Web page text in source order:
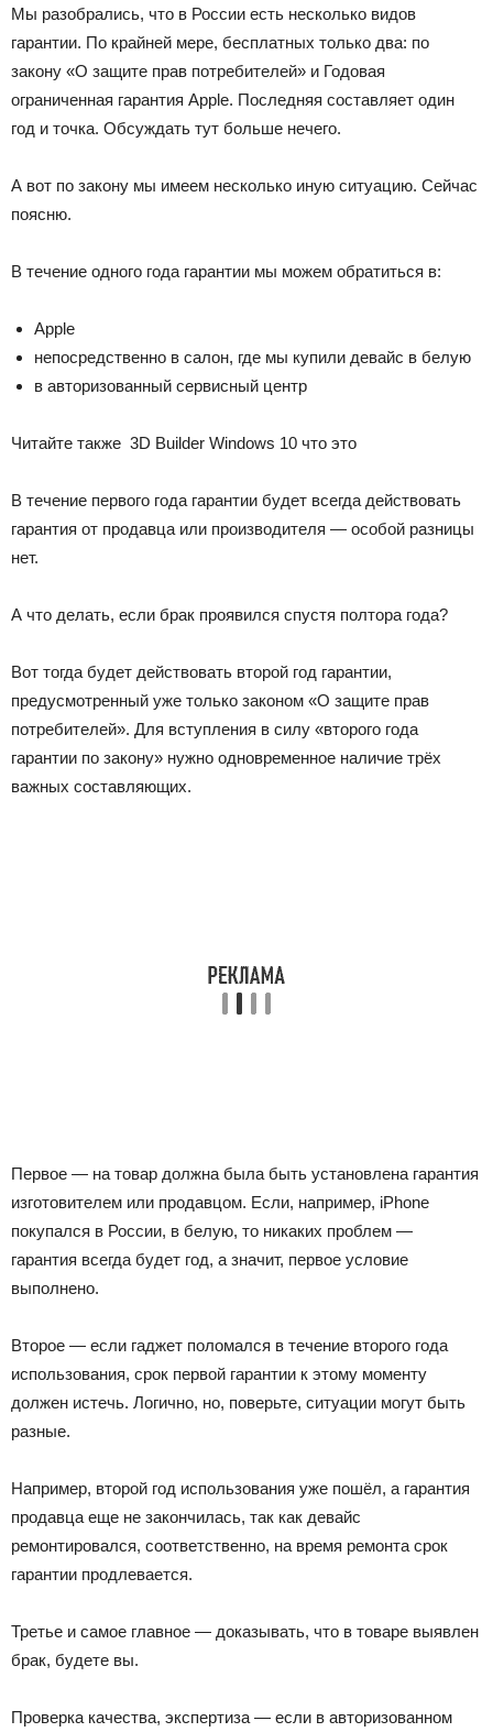
Мы разобрались, что в России есть несколько видов
гарантии. По крайней мере, бесплатных только два: по
закону «О защите прав потребителей» и Годовая
ограниченная гарантия Apple. Последняя составляет один
год и точка. Обсуждать тут больше нечего.
А вот по закону мы имеем несколько иную ситуацию. Сейчас
поясню.
В течение одного года гарантии мы можем обратиться в:
Apple
непосредственно в салон, где мы купили девайс в белую
в авторизованный сервисный центр
Читайте также 3D Builder Windows 10 что это
В течение первого года гарантии будет всегда действовать
гарантия от продавца или производителя — особой разницы
нет.
А что делать, если брак проявился спустя полтора года?
Вот тогда будет действовать второй год гарантии,
предусмотренный уже только законом «О защите прав
потребителей». Для вступления в силу «второго года
гарантии по закону» нужно одновременное наличие трёх
важных составляющих.
Первое — на товар должна была быть установлена гарантия
изготовителем или продавцом. Если, например, iPhone
покупался в России, в белую, то никаких проблем —
гарантия всегда будет год, а значит, первое условие
выполнено.
Второе — если гаджет поломался в течение второго года
использования, срок первой гарантии к этому моменту
должен истечь. Логично, но, поверьте, ситуации могут быть
разные.
Например, второй год использования уже пошёл, а гарантия
продавца еще не закончилась, так как девайс
ремонтировался, соответственно, на время ремонта срок
гарантии продлевается.
Третье и самое главное — доказывать, что в товаре выявлен
брак, будете вы.
Проверка качества, экспертиза — если в авторизованном